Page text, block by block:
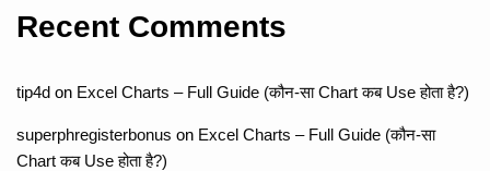
Recent Comments
tip4d on Excel Charts – Full Guide (कौन-सा Chart कब Use होता है?)
superphregisterbonus on Excel Charts – Full Guide (कौन-सा
Chart कब Use होता है?)